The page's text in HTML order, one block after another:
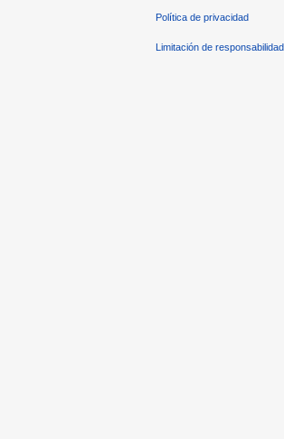
Política de privacidad
Limitación de responsabilidad